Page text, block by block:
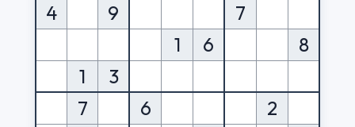
4
9
7
1
6
8
1
3
7
6
2